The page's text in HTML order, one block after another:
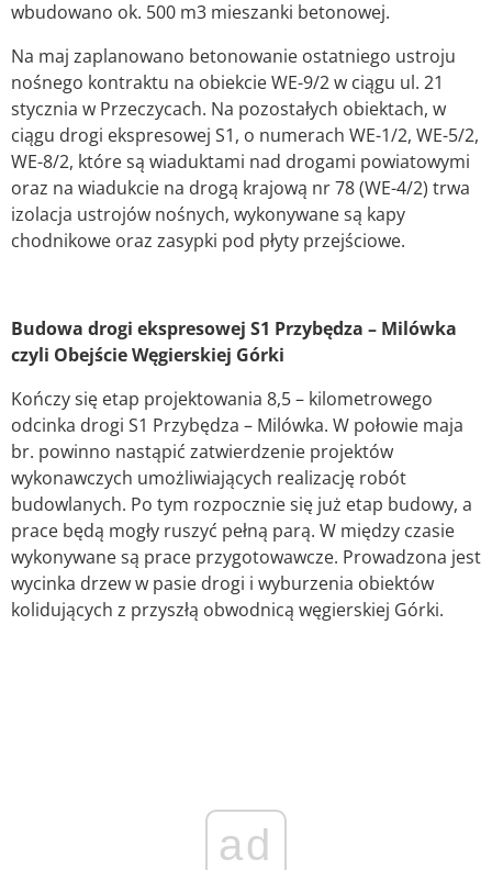
wbudowano ok. 500 m3 mieszanki betonowej.
Na maj zaplanowano betonowanie ostatniego ustroju
nośnego kontraktu na obiekcie WE-9/2 w ciągu ul. 21
stycznia w Przeczycach. Na pozostałych obiektach, w
ciągu drogi ekspresowej S1, o numerach WE-1/2, WE-5/2,
WE-8/2, które są wiaduktami nad drogami powiatowymi
oraz na wiadukcie na drogą krajową nr 78 (WE-4/2) trwa
izolacja ustrojów nośnych, wykonywane są kapy
chodnikowe oraz zasypki pod płyty przejściowe.
Budowa drogi ekspresowej S1 Przybędza – Milówka
czyli Obejście Węgierskiej Górki
Kończy się etap projektowania 8,5 – kilometrowego
odcinka drogi S1 Przybędza – Milówka. W połowie maja
br. powinno nastąpić zatwierdzenie projektów
wykonawczych umożliwiających realizację robót
budowlanych. Po tym rozpocznie się już etap budowy, a
prace będą mogły ruszyć pełną parą. W między czasie
wykonywane są prace przygotowawcze. Prowadzona jest
wycinka drzew w pasie drogi i wyburzenia obiektów
kolidujących z przyszłą obwodnicą węgierskiej Górki.
ad